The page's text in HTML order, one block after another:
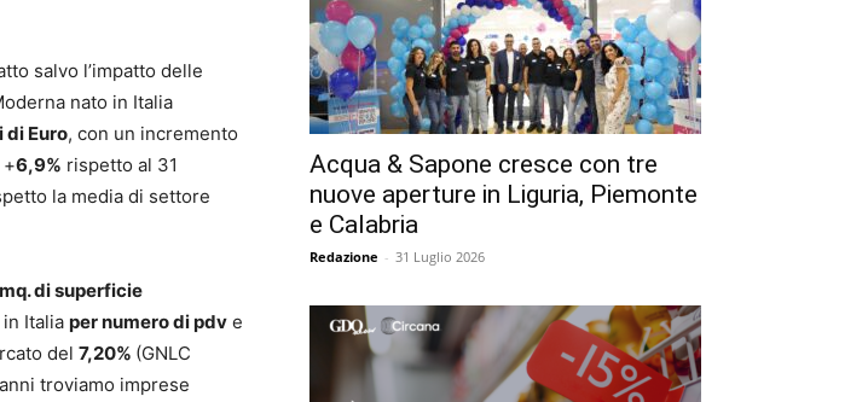
salvo l’impatto delle
nato in Italia
di Euro, con un incremento
6,9% rispetto al 31
la media di settore
di superficie
in Italia per numero di pdv e
del 7,20% (GNLC
troviamo imprese
Acqua & Sapone cresce con tre
nuove aperture in Liguria, Piemonte
e Calabria
Redazione - 31 Luglio 2026